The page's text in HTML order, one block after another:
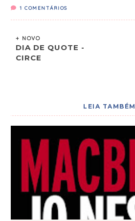
1 COMENTÁRIOS
+ NOVO
DIA DE QUOTE -
CIRCE
LEIA TAMBÉM